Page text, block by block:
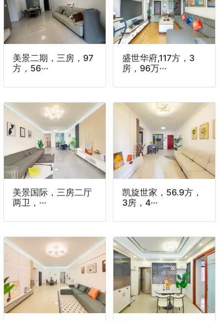
美景二期，三房，97
方，56···
盛世华府,117方，3
房，96万···
美景国际，三房二厅
两卫，···
凯旋世家，56.9方，
3房，4···